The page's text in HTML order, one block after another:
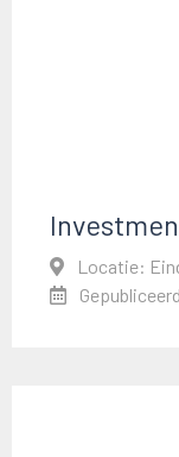
Locatie: